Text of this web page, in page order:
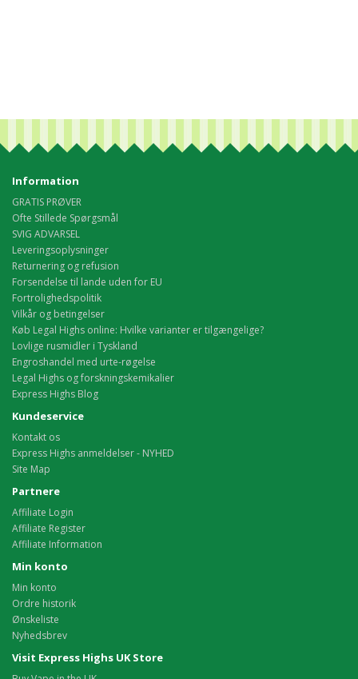
Information
GRATIS PRØVER
Ofte Stillede Spørgsmål
SVIG ADVARSEL
Leveringsoplysninger
Returnering og refusion
Forsendelse til lande uden for EU
Fortrolighedspolitik
Vilkår og betingelser
Køb Legal Highs online: Hvilke varianter er tilgængelige?
Lovlige rusmidler i Tyskland
Engroshandel med urte-røgelse
Legal Highs og forskningskemikalier
Express Highs Blog
Kundeservice
Kontakt os
Express Highs anmeldelser - NYHED
Site Map
Partnere
Affiliate Login
Affiliate Register
Affiliate Information
Min konto
Min konto
Ordre historik
Ønskeliste
Nyhedsbrev
Visit Express Highs UK Store